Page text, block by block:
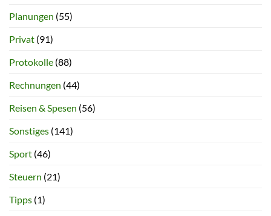
Planungen (55)
Privat (91)
Protokolle (88)
Rechnungen (44)
Reisen & Spesen (56)
Sonstiges (141)
Sport (46)
Steuern (21)
Tipps (1)